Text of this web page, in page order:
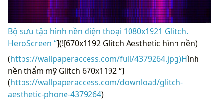
Bộ sưu tập hình nền điện thoại 1080x1921 Glitch.
HeroScreen “](![670x1192 Glitch Aesthetic hình nền)
(https://wallpaperaccess.com/full/4379264.jpg)Hình
nền thẩm mỹ Glitch 670x1192 “]
(https://wallpaperaccess.com/download/glitch-
aesthetic-phone-4379264)